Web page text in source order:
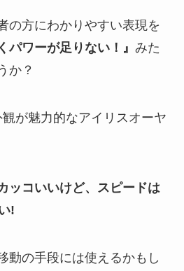
の方にわかりやすい表現を
パワーが足りない！』 みた
か？
が魅力的なアイリスオーヤ
ッコいいけど、スピードは
!
動の手段には使えるかもし